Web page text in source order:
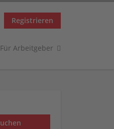
Registrieren
Für Arbeitgeber